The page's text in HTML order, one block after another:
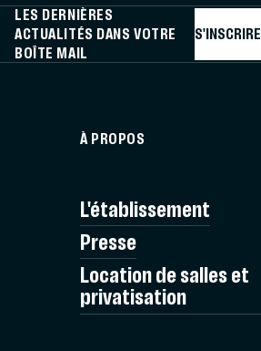
LES DERNIÈRES
ACTUALITÉS DANS VOTRE
BOÎTE MAIL
S'INSCRIRE
À PROPOS
L'établissement
Presse
Location de salles et
privatisation